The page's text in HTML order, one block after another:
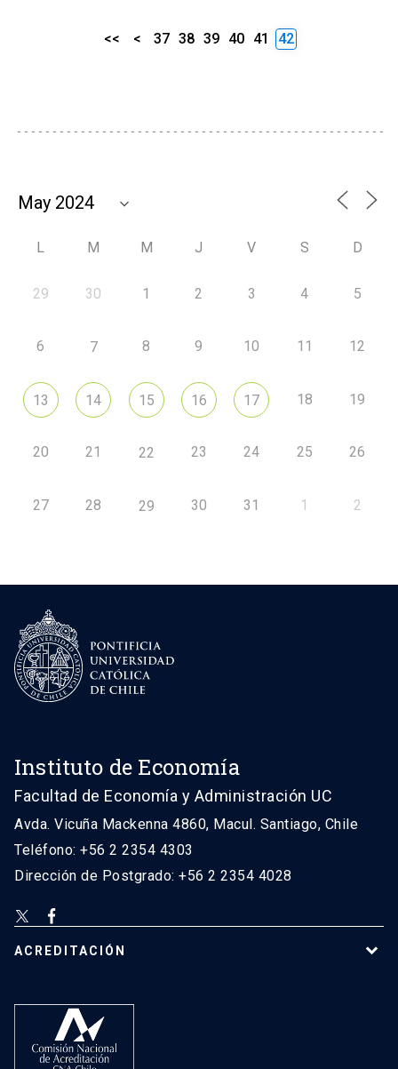
<< < 37 38 39 40 41 42
L M M J V S D
29 30 1 2 3 4 5
6 7 8 9 10 11 12
13 14 15 16 17 18 19
20 21 22 23 24 25 26
27 28 29 30 31 1 2
Instituto de Economía
Facultad de Economía y Administración UC
Avda. Vicuña Mackenna 4860, Macul. Santiago, Chile
Teléfono: +56 2 2354 4303
Dirección de Postgrado: +56 2 2354 4028
ACREDITACIÓN